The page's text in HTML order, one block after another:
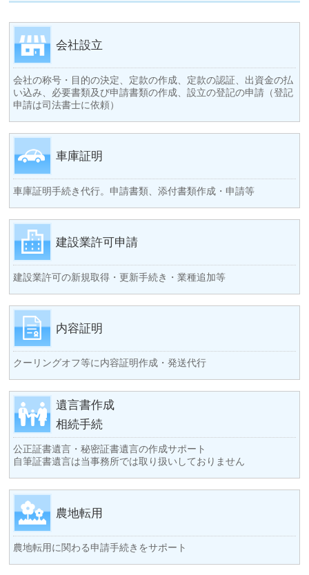
会社設立
会社の称号・目的の決定、定款の作成、定款の認証、出資金の払
い込み、必要書類及び申請書類の作成、設立の登記の申請（登記
申請は司法書士に依頼）
車庫証明
車庫証明手続き代行。申請書類、添付書類作成・申請等
建設業許可申請
建設業許可の新規取得・更新手続き・業種追加等
内容証明
クーリングオフ等に内容証明作成・発送代行
遺言書作成
相続手続
公正証書遺言・秘密証書遺言の作成サポート
自筆証書遺言は当事務所では取り扱いしておりません
農地転用
農地転用に関わる申請手続きをサポート